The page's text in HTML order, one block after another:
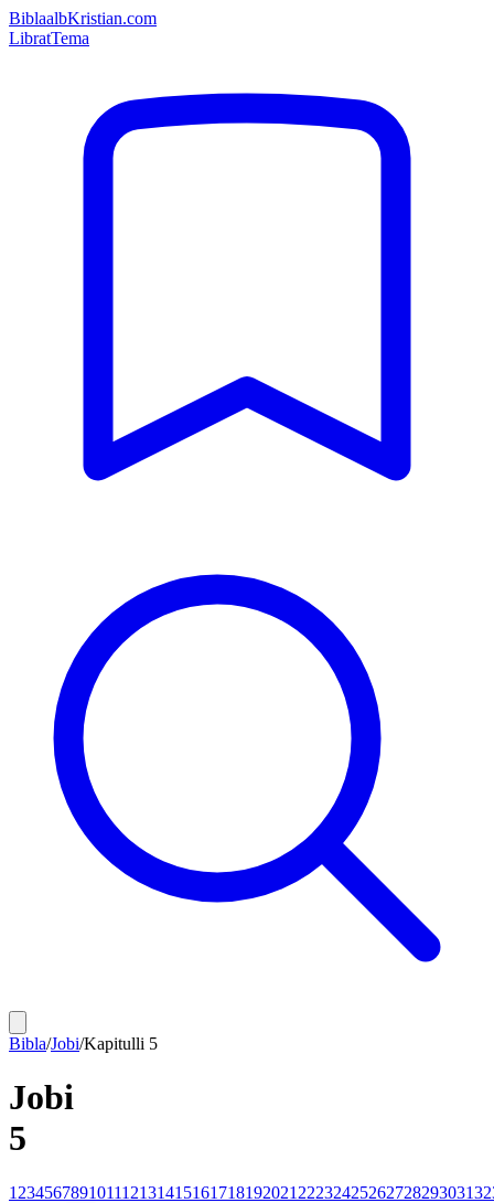
BiblaalbKristian.com
LibratTema
Bibla/Jobi/Kapitulli 5
Jobi
5
1 23456789101112131415161718192021 2223242526272829303132